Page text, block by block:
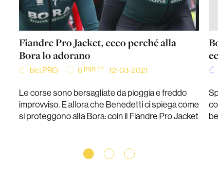
Fiandre Pro Jacket, ecco perché alla
Bora lo adorano
bici.PRO 6 min 12-03-2021
Le corse sono bersagliate da pioggia e freddo
improvviso. E allora che Benedetti ci spiega come
si proteggono alla Bora: coin il Fiandre Pro Jacket